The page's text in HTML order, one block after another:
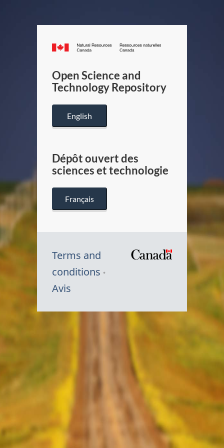
Canada.ca
/
Canada
Open Science and
Technology Repository
English
Dépôt ouvert des
sciences et technologie
Français
Terms and
conditions
Avis
Symbole
Canada